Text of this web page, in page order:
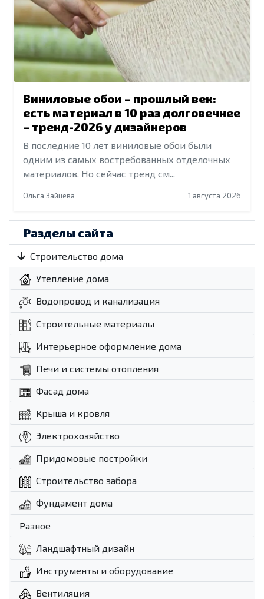
Виниловые обои – прошлый век:
есть материал в 10 раз долговечнее
– тренд-2026 у дизайнеров
В последние 10 лет виниловые обои были
одним из самых востребованных отделочных
материалов. Но сейчас тренд см...
Ольга Зайцева 1 августа 2026
Разделы сайта
Строительство дома
Утепление дома
Водопровод и канализация
Строительные материалы
Интерьерное оформление дома
Печи и системы отопления
Фасад дома
Крыша и кровля
Электрохозяйство
Придомовые постройки
Строительство забора
Фундамент дома
Разное
Ландшафтный дизайн
Инструменты и оборудование
Вентиляция